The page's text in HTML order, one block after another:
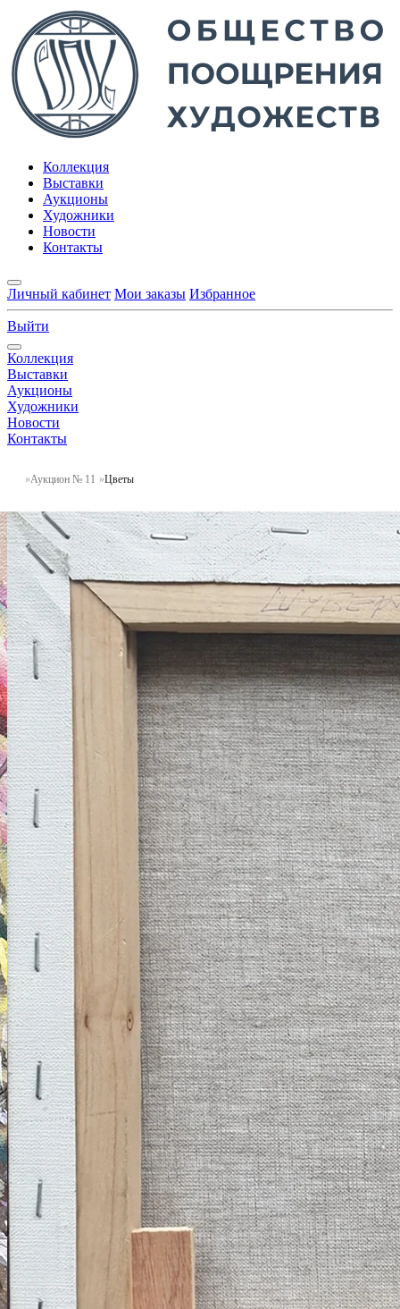
Коллекция
Выставки
Аукционы
Художники
Новости
Контакты
Личный кабинет Мои заказы Избранное
Выйти
Коллекция
Выставки
Аукционы
Художники
Новости
Контакты
Аукцион № 11 Цветы